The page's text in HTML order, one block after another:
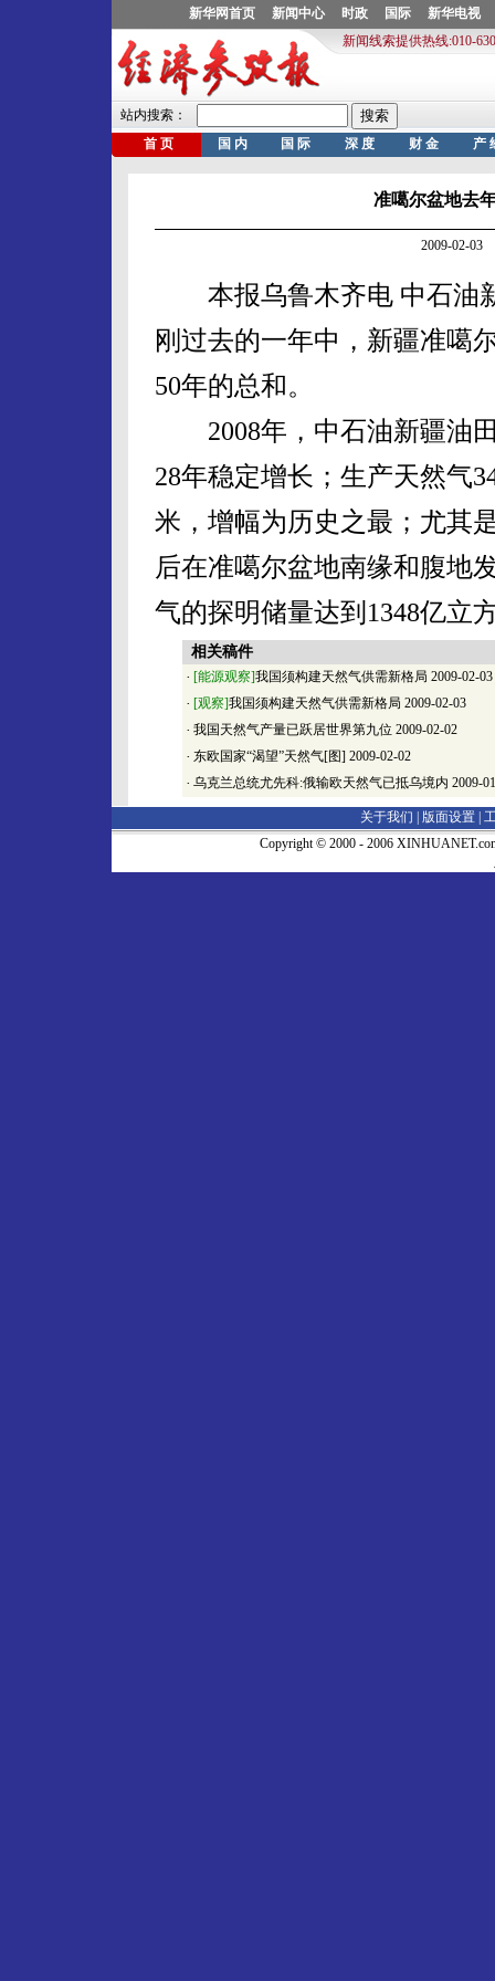
准噶尔盆地去
2009-02-03
本报乌鲁木齐电 中石油
刚过去的一年中，新疆准噶
50年的总和。
2008年，中石油新疆油田
28年稳定增长；生产天然气
米，增幅为历史之最；尤其
后在准噶尔盆地南缘和腹地
气的探明储量达到1348亿立
相关稿件
· [能源观察]我国须构建天然气供需新格局 2009-02-03
· [观察]我国须构建天然气供需新格局 2009-02-03
· 我国天然气产量已跃居世界第九位 2009-02-02
· 东欧国家“渴望”天然气[图] 2009-02-02
· 乌克兰总统尤先科:俄输欧天然气已抵乌境内 2009-
关于我们 | 版面设置
Copyright © 2000 - 2006